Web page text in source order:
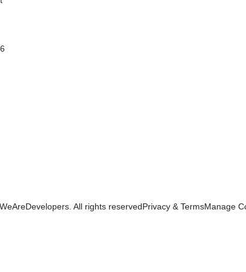
WeAreDevelopers. All rights reservedPrivacy & TermsManage